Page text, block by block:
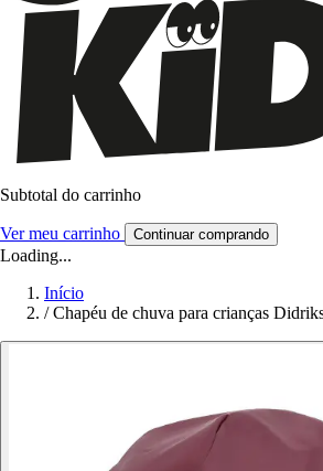
Subtotal do carrinho
Ver meu carrinho Continuar comprando
Loading...
Início
/ Chapéu de chuva para crianças